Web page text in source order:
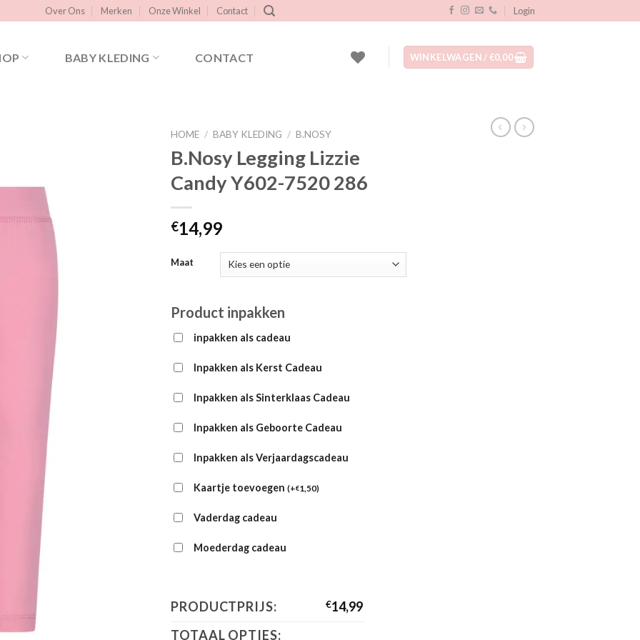
Over Ons Merken Onze Winkel Contact Login
BABY KLEDING CONTACT WINKELWAGEN /€0,00
HOME / BABY KLEDING / B.NOSY
B.Nosy Legging Lizzie
Candy Y602-7520 286
€14,99
Maat
Product inpakken
inpakken als cadeau
Inpakken als Kerst Cadeau
Inpakken als Sinterklaas Cadeau
Inpakken als Geboorte Cadeau
Inpakken als Verjaardagscadeau
Kaartje toevoegen (+€1,50)
Vaderdag cadeau
Moederdag cadeau
PRODUCTPRIJS: €14,99
TOTAAL OPTIES: